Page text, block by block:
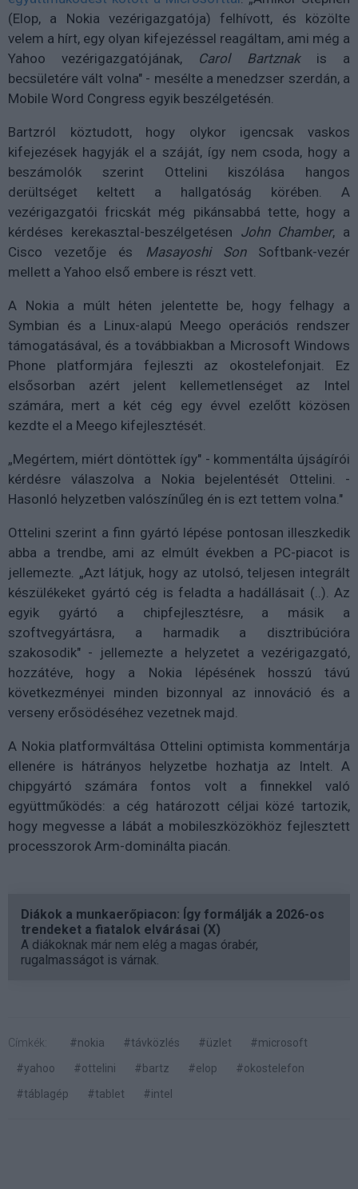
(Elop, a Nokia vezérigazgatója) felhívott, és közölte
velem a hírt, egy olyan kifejezéssel reagáltam, ami még a
Yahoo vezérigazgatójának, Carol Bartznakis a
becsületére vált volna" - mesélte a menedzser szerdán, a
Mobile Word Congress egyik beszélgetésén.
Bartzról köztudott, hogy olykor igencsak vaskos
kifejezések hagyják el a száját, így nem csoda, hogy a
beszámolók szerint Ottelini kiszólása hangos
derültséget keltett a hallgatóság körében. A
vezérigazgatói fricskát még pikánsabbá tette, hogy a
kérdéses kerekasztal-beszélgetésen John Chamber, a
Cisco vezetője és Masayoshi SonSoftbank-vezér
mellett a Yahoo első embere is részt vett.
A Nokia a múlt héten jelentette be, hogy felhagy a
Symbian és a Linux-alapú Meego operációs rendszer
támogatásával, és a továbbiakban a Microsoft Windows
Phone platformjára fejleszti az okostelefonjait. Ez
elsősorban azért jelent kellemetlenséget az Intel
számára, mert a két cég egy évvel ezelőtt közösen
kezdte el a Meego kifejlesztését.
„Megértem, miért döntöttek így" - kommentálta újságírói
kérdésre válaszolva a Nokia bejelentését Ottelini. -
Hasonló helyzetben valószínűleg én is ezt tettem volna."
Ottelini szerint a finn gyártó lépése pontosan illeszkedik
abba a trendbe, ami az elmúlt években a PC-piacot is
jellemezte. „Azt látjuk, hogy az utolsó, teljesen integrált
készülékeket gyártó cég is feladta a hadállásait (..). Az
egyik gyártó a chipfejlesztésre, a másik a
szoftvegyártásra, a harmadik a disztribúcióra
szakosodik" - jellemezte a helyzetet a vezérigazgató,
hozzátéve, hogy a Nokia lépésének hosszú távú
következményei minden bizonnyal az innováció és a
verseny erősödéséhez vezetnek majd.
A Nokia platformváltása Ottelini optimista kommentárja
ellenére is hátrányos helyzetbe hozhatja az Intelt. A
chipgyártó számára fontos volt a finnekkel való
együttműködés: a cég határozott céljai közé tartozik,
hogy megvesse a lábát a mobileszközökhöz fejlesztett
processzorok Arm-dominálta piacán.
Diákok a munkaerőpiacon: Így formálják a 2026-os
trendeket a fiatalok elvárásai (X)
A diákoknak már nem elég a magas órabér,
rugalmasságot is várnak.
Címkék: #nokia #távközlés #üzlet
#microsoft
#yahoo
#ottelini #bartz #elop
#okostelefon
#táblagép
#tablet #intel